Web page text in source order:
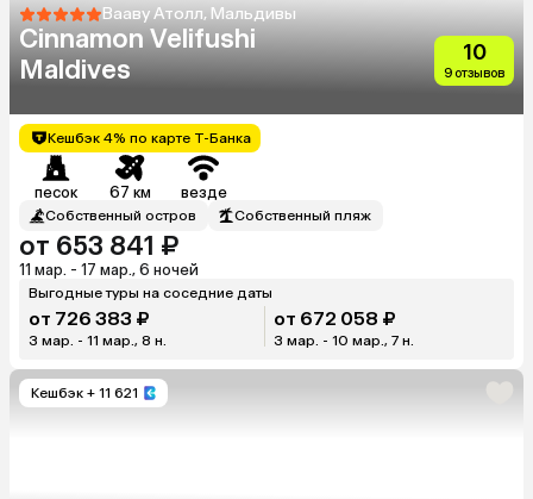
Вааву Атолл, Мальдивы
Cinnamon Velifushi
Maldives
10
9 отзывов
Кешбэк 4% по карте Т-Банка
песок 67 км везде
Собственный остров Собственный пляж
от 653 841 ₽
11 мар. - 17 мар., 6 ночей
Выгодные туры на соседние даты
от 726 383 ₽
3 мар. - 11 мар., 8 н.
от 672 058 ₽
3 мар. - 10 мар., 7 н.
Кешбэк + 11 621